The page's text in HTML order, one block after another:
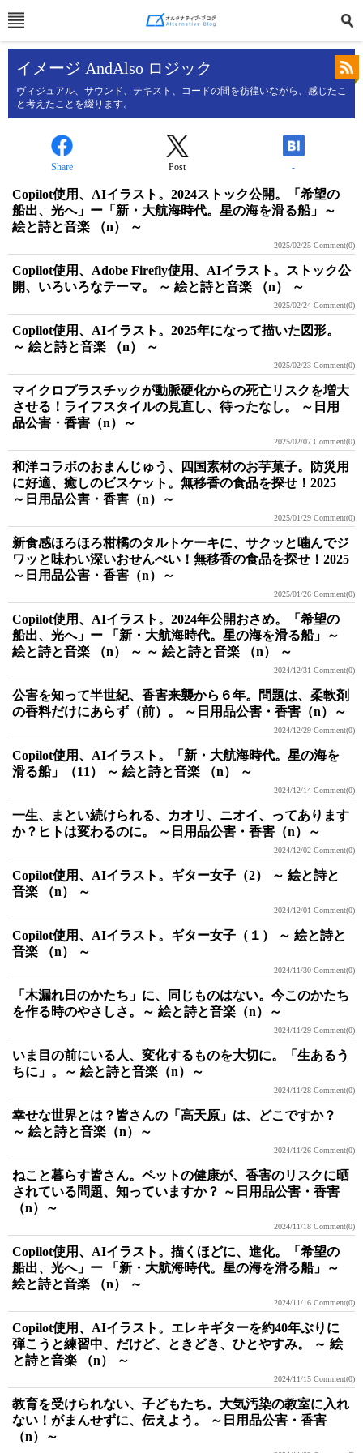
イメージ AndAlso ロジック
ヴィジュアル、サウンド、テキスト、コードの間を彷徨いながら、感じたこ
と考えたことを綴ります。
Share Post -
Copilot使用、AIイラスト。2024ストック公開。「希望の
船出、光へ」ー「新・大航海時代。星の海を滑る船」～
絵と詩と音楽 （n） ～
2025/02/25 Comment(0)
Copilot使用、Adobe Firefly使用、AIイラスト。ストック公
開、いろいろなテーマ。 ～ 絵と詩と音楽 （n） ～
2025/02/24 Comment(0)
Copilot使用、AIイラスト。2025年になって描いた図形。
～ 絵と詩と音楽 （n） ～
2025/02/23 Comment(0)
マイクロプラスチックが動脈硬化からの死亡リスクを増大
させる！ライフスタイルの見直し、待ったなし。 ～日用
品公害・香害（n）～
2025/02/07 Comment(0)
和洋コラボのおまんじゅう、四国素材のお芋菓子。防災用
に好適、癒しのビスケット。無移香の食品を探せ！2025
～日用品公害・香害（n）～
2025/01/29 Comment(0)
新食感ほろほろ柑橘のタルトケーキに、サクッと噛んでジ
ワッと味わい深いおせんべい！無移香の食品を探せ！2025
～日用品公害・香害（n）～
2025/01/26 Comment(0)
Copilot使用、AIイラスト。2024年公開おさめ。「希望の
船出、光へ」ー 「新・大航海時代。星の海を滑る船」～
絵と詩と音楽 （n） ～ ～ 絵と詩と音楽 （n） ～
2024/12/31 Comment(0)
公害を知って半世紀、香害来襲から６年。問題は、柔軟剤
の香料だけにあらず（前）。 ～日用品公害・香害（n）～
2024/12/29 Comment(0)
Copilot使用、AIイラスト。「新・大航海時代。星の海を
滑る船」（11） ～ 絵と詩と音楽 （n） ～
2024/12/14 Comment(0)
一生、まとい続けられる、カオリ、ニオイ、ってあります
か？ヒトは変わるのに。 ～日用品公害・香害（n）～
2024/12/02 Comment(0)
Copilot使用、AIイラスト。ギター女子（2） ～ 絵と詩と
音楽 （n） ～
2024/12/01 Comment(0)
Copilot使用、AIイラスト。ギター女子（１） ～ 絵と詩と
音楽 （n） ～
2024/11/30 Comment(0)
「木漏れ日のかたち」に、同じものはない。今このかたち
を作る時のやさしさ。～ 絵と詩と音楽（n）～
2024/11/29 Comment(0)
いま目の前にいる人、変化するものを大切に。「生あるう
ちに」。～ 絵と詩と音楽（n）～
2024/11/28 Comment(0)
幸せな世界とは？皆さんの「高天原」は、どこですか？
～ 絵と詩と音楽（n）～
2024/11/26 Comment(0)
ねこと暮らす皆さん。ペットの健康が、香害のリスクに晒
されている問題、知っていますか？ ～日用品公害・香害
（n）～
2024/11/18 Comment(0)
Copilot使用、AIイラスト。描くほどに、進化。「希望の
船出、光へ」ー 「新・大航海時代。星の海を滑る船」～
絵と詩と音楽 （n） ～
2024/11/16 Comment(0)
Copilot使用、AIイラスト。エレキギターを約40年ぶりに
弾こうと練習中、だけど、ときどき、ひとやすみ。 ～ 絵
と詩と音楽 （n） ～
2024/11/15 Comment(0)
教育を受けられない、子どもたち。大気汚染の教室に入れ
ない！がまんせずに、伝えよう。 ～日用品公害・香害
（n）～